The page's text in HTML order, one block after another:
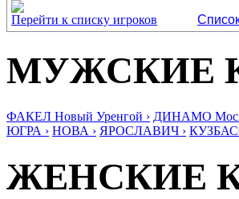
Перейти к списку игроков
МУЖСКИЕ
ФАКЕЛ Новый Уренгой › ДИНАМО
ЮГРА › НОВА › ЯРОСЛАВИЧ ›
ЖЕНСКИЕ